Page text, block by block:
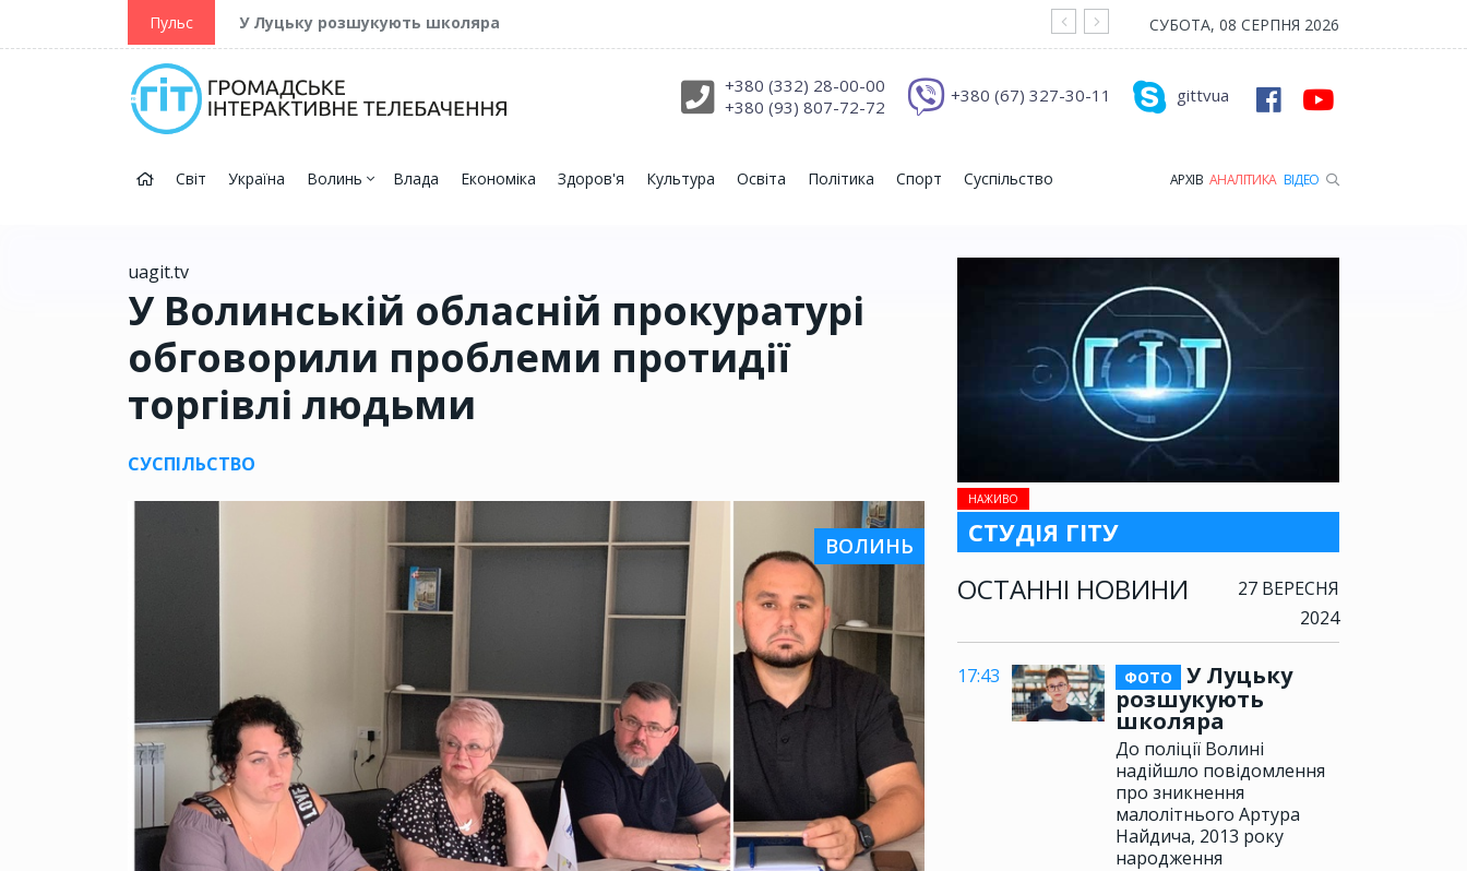
Пульс У Луцьку розшукують школяра На війні загинув Герой з Рожищенської
СУБОТА, 08 СЕРПНЯ 2026
gittvua
+380 (67) 327-30-11
+380 (332) 28-00-00
+380 (93) 807-72-72
Світ Україна Волинь Влада Економіка Здоров'я Культура Освіта Політика Спорт Суспільство АРХІВ АНАЛІТИКА ВІДЕО
НАЖИВО
СТУДІЯ ГІТУ
ОСТАННІ НОВИНИ
27 ВЕРЕСНЯ
2024
17:43 ФОТО
У Луцьку
розшукують
школяра
До поліції Волині
надійшло повідомлення
про зникнення
малолітнього Артура
Найдича, 2013 року
народження
uagit.tv
У Волинській обласній прокуратурі
обговорили проблеми протидії
торгівлі людьми
СУСПІЛЬСТВО
ВОЛИНЬ